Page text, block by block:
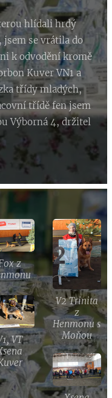
hlídali hrdý
jsem se vrátila do
k odvodění kromě
Kuver VN1 a
třídy mladých,
třídě fen jsem
Výborná 4, držitel
z
V2 Trinita
z
Henmonu s
Moňou
VT